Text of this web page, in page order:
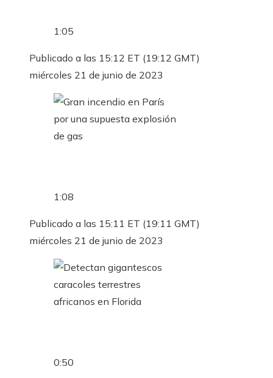
1:05
Publicado a las 15:12 ET (19:12 GMT)
miércoles 21 de junio de 2023
1:08
Publicado a las 15:11 ET (19:11 GMT)
miércoles 21 de junio de 2023
0:50